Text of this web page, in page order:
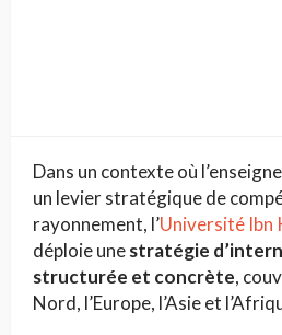
Dans un contexte où
un levier stratégique de
rayonnement, l’Université Ibn
déploie unestratégie
structurée et concrète,
Nord, l’Europe, l’Asie et